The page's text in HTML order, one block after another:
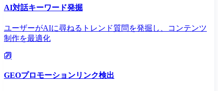
AI対話キーワード発掘
ユーザーがAIに尋ねるトレンド質問を発掘し、コンテンツ
制作を最適化
GEOプロモーションリンク検出